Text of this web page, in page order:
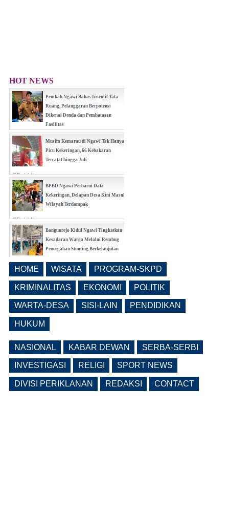
HOT NEWS
Pemkab Ngawi Bahas Insentif Tata
Ruang, Pelanggaran Berpotensi
Dikenai Denda dan Pembatasan
Fasilitas
(0 Reply(s))
Musim Kemarau di Ngawi Tak Hanya
Picu Kekeringan, 66 Kebakaran
Tercatat hingga Juli
(0 Reply(s))
BPBD Ngawi Perbarui Data
Kekeringan, Delapan Desa Kini Masuk
Wilayah Terdampak
(0 Reply(s))
Bangunrejo Kidul Ngawi Tingkatkan
Kesadaran Warga Melalui Rembug
Pencegahan Stunting Berkelanjutan
Ngawi Fokus di Eks Rumdin Wakil
(0 Reply(s))
HOME WISATA PROGRAM-SKPD
KRIMINALITAS EKONOMI POLITIK
WARTA-DESA SISI-LAIN PENDIDIKAN
HUKUM
NASIONAL KABAR DEWAN SERBA-SERBI
INVESTIGASI RELIGI SPORT NEWS
DIVISI PERIKLANAN REDAKSI CONTACT